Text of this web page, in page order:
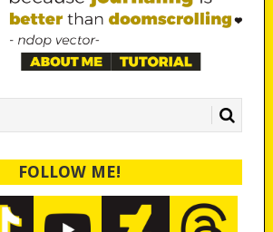
FOLLOW ME!